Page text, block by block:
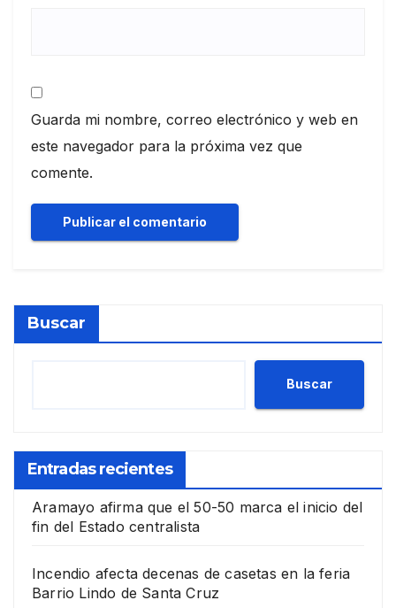
Guarda mi nombre, correo electrónico y web en
este navegador para la próxima vez que
comente.
Buscar
Buscar
Entradas recientes
Aramayo afirma que el 50-50 marca el inicio del
fin del Estado centralista
Incendio afecta decenas de casetas en la feria
Barrio Lindo de Santa Cruz